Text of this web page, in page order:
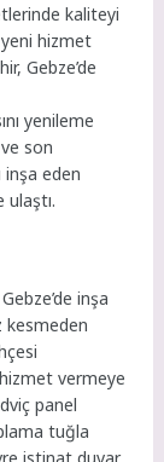
kaliteyi
hizmet
Gebze’de
yenileme
son
inşa eden
ulaştı.
inşa
kesmeden
vermeye
panel
tuğla